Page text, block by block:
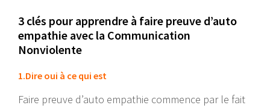
3 clés pour apprendre à faire preuve d’auto
empathie avec la Communication
Nonviolente
1.Dire oui à ce qui est
Faire preuve d’auto empathie commence par le fait